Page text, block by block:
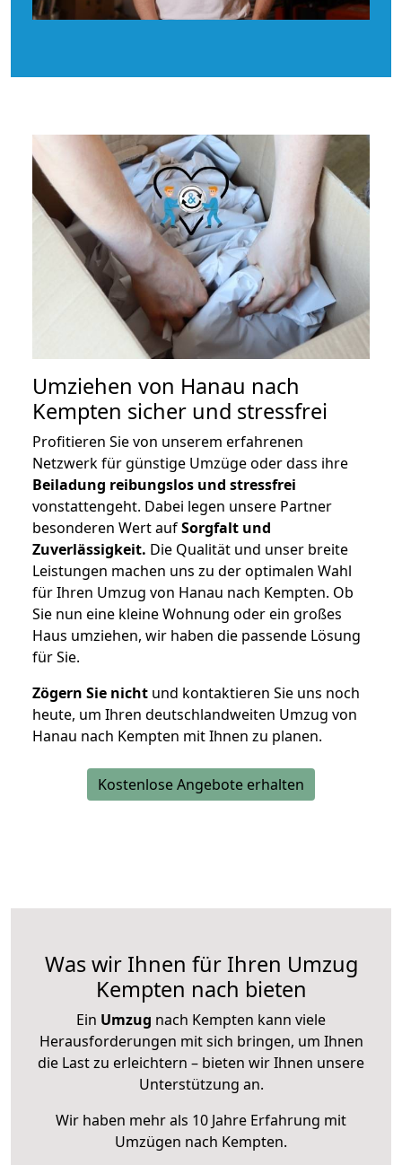
Umziehen von Hanau nach
Kempten sicher und stressfrei
Profitieren Sie von unserem erfahrenen
Netzwerk für günstige Umzüge oder dass ihre
Beiladung reibungslos und stressfrei
vonstattengeht. Dabei legen unsere Partner
besonderen Wert aufSorgfalt und
Zuverlässigkeit. Die Qualität und unser breite
Leistungen machen uns zu der optimalen Wahl
für Ihren Umzug von Hanau nach Kempten. Ob
Sie nun eine kleine Wohnung oder ein großes
Haus umziehen, wir haben die passende Lösung
für Sie.
Zögern Sie nicht und kontaktieren Sie uns noch
heute, um Ihren deutschlandweiten Umzug von
Hanau nach Kempten mit Ihnen zu planen.
Kostenlose Angebote erhalten
Was wir Ihnen für Ihren Umzug
Kempten nach bieten
Ein Umzug nach Kempten kann viele
Herausforderungen mit sich bringen, um Ihnen
die Last zu erleichtern – bieten wir Ihnen unsere
Unterstützung an.
Wir haben mehr als 10 Jahre Erfahrung mit
Umzügen nach Kempten.